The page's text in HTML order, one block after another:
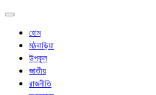
হোম
মঠবাড়িয়া
উপকূল
জাতীয়
রাজনীতি